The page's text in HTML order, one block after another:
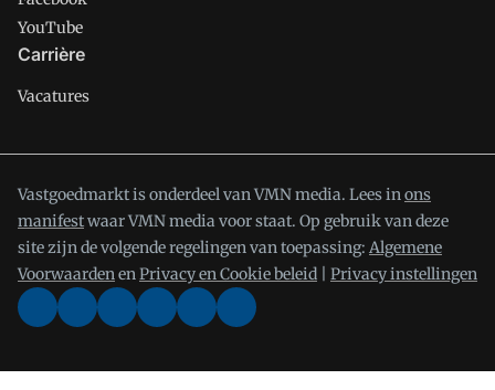
YouTube
Carrière
Vacatures
Vastgoedmarkt is onderdeel van VMN media. Lees inons
manifestwaar VMN media voor staat. Op gebruik van deze
site zijn de volgende regelingen van toepassing: Algemene
VoorwaardenenPrivacy en Cookie beleid Privacy instellingen